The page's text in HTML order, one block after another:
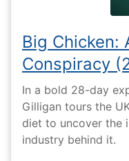
Big Chicken:
Conspiracy
In a bold 28-day
Gilligan tours the
diet to uncover the
industry behind it.